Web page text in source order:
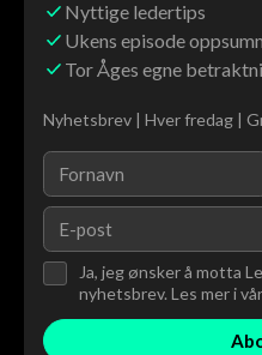
Nyttige ledertips
Ukens episode
Tor Åges egne
Nyhetsbrev | Hver fredag |
Ja, jeg ønsker å motta
nyhetsbrev. Les mer i vår